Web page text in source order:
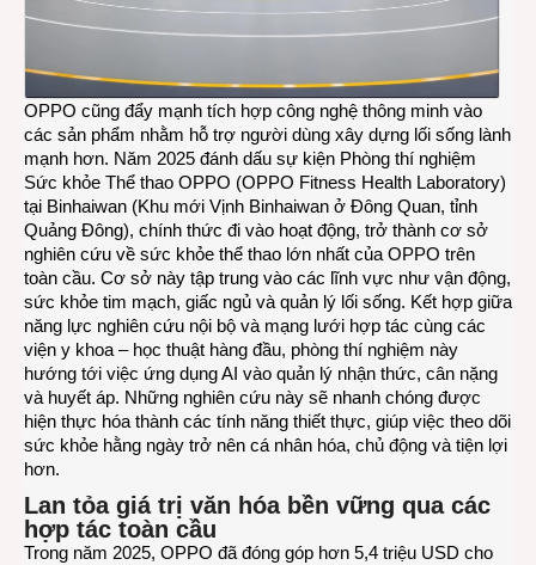
OPPO cũng đẩy mạnh tích hợp công nghệ thông minh vào
các sản phẩm nhằm hỗ trợ người dùng xây dựng lối sống lành
mạnh hơn. Năm 2025 đánh dấu sự kiện Phòng thí nghiệm
Sức khỏe Thể thao OPPO (OPPO Fitness Health Laboratory)
tại Binhaiwan (Khu mới Vịnh Binhaiwan ở Đông Quan, tỉnh
Quảng Đông), chính thức đi vào hoạt động, trở thành cơ sở
nghiên cứu về sức khỏe thể thao lớn nhất của OPPO trên
toàn cầu. Cơ sở này tập trung vào các lĩnh vực như vận động,
sức khỏe tim mạch, giấc ngủ và quản lý lối sống. Kết hợp giữa
năng lực nghiên cứu nội bộ và mạng lưới hợp tác cùng các
viện y khoa – học thuật hàng đầu, phòng thí nghiệm này
hướng tới việc ứng dụng AI vào quản lý nhận thức, cân nặng
và huyết áp. Những nghiên cứu này sẽ nhanh chóng được
hiện thực hóa thành các tính năng thiết thực, giúp việc theo dõi
sức khỏe hằng ngày trở nên cá nhân hóa, chủ động và tiện lợi
hơn.
Lan tỏa giá trị văn hóa bền vững qua các
hợp tác toàn cầu
Trong năm 2025, OPPO đã đóng góp hơn 5,4 triệu USD cho